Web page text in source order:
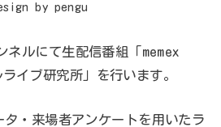
by pengu
ネルにて生配信番組「memex
イブ研究所」を行います。
・来場者アンケートを用いたラ